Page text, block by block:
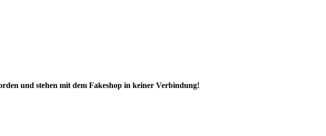
und stehen mit dem Fakeshop in keiner Verbindung!